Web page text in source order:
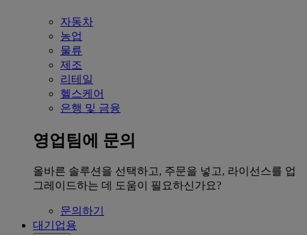
자동차
농업
물류
제조
리테일
헬스케어
은행 및 금융
영업팀에 문의
올바른 솔루션을 선택하고, 주문을 넣고, 라이선스를 업
그레이드하는 데 도움이 필요하신가요?
문의하기
대기업용